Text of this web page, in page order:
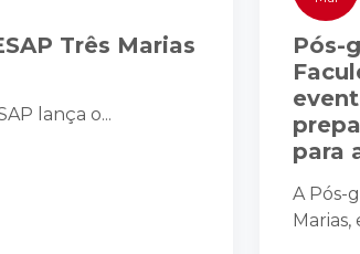
Três Marias
lança o...
Pós-
para
A Pós-
Marias,